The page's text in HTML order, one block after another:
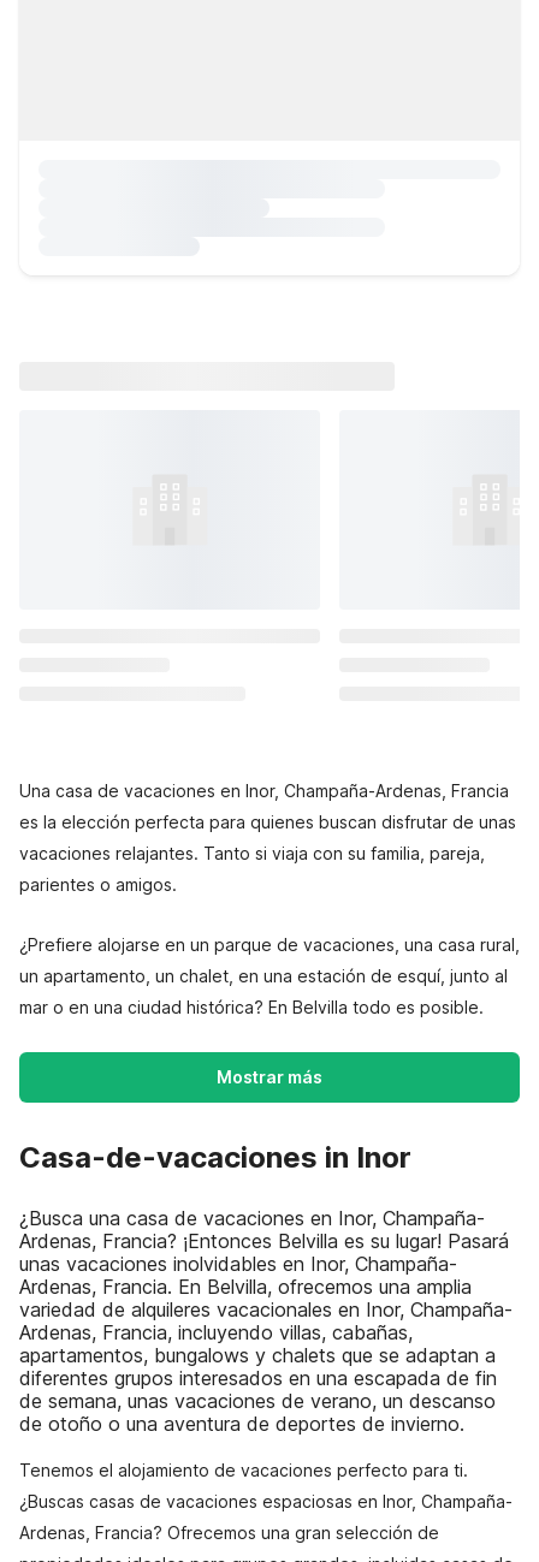
Una casa de vacaciones en Inor, Champaña-Ardenas, Francia
es la elección perfecta para quienes buscan disfrutar de unas
vacaciones relajantes. Tanto si viaja con su familia, pareja,
parientes o amigos.
¿Prefiere alojarse en un parque de vacaciones, una casa rural,
un apartamento, un chalet, en una estación de esquí, junto al
mar o en una ciudad histórica? En Belvilla todo es posible.
Mostrar más
Casa-de-vacaciones in Inor
¿Busca una casa de vacaciones en Inor, Champaña-
Ardenas, Francia? ¡Entonces Belvilla es su lugar! Pasará
unas vacaciones inolvidables en Inor, Champaña-
Ardenas, Francia. En Belvilla, ofrecemos una amplia
variedad de alquileres vacacionales en Inor, Champaña-
Ardenas, Francia, incluyendo villas, cabañas,
apartamentos, bungalows y chalets que se adaptan a
diferentes grupos interesados en una escapada de fin
de semana, unas vacaciones de verano, un descanso
de otoño o una aventura de deportes de invierno.
Tenemos el alojamiento de vacaciones perfecto para ti.
¿Buscas casas de vacaciones espaciosas en Inor, Champaña-
Ardenas, Francia? Ofrecemos una gran selección de